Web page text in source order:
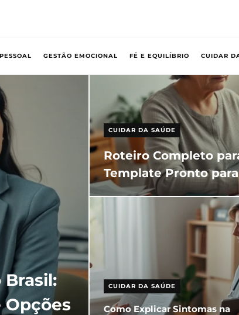
GESTÃO EMOCIONAL FÉ E EQUILÍBRIO CUIDAR
Opções
CUIDAR DA SAÚDE
Roteiro Completo
Template Pronto
CUIDAR DA SAÚDE
Como Explicar Sintomas na